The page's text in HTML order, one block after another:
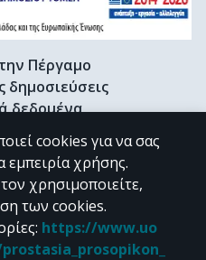
Πέργαμο
δημοσιεύσεις
δεδομένα
& Γκρίζα βιβλιογραφία
CC BY-NC 4.0
cookies για να σας
εμπειρία χρήσης.
χρησιμοποιείτε,
των cookies.
: https://www.uo